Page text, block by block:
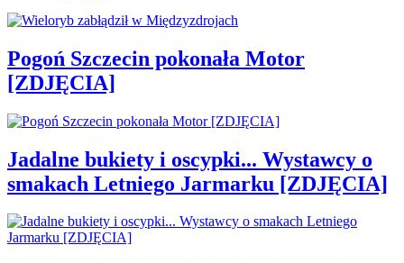
Pogoń Szczecin pokonała Motor
[ZDJĘCIA]
Jadalne bukiety i oscypki... Wystawcy o
smakach Letniego Jarmarku [ZDJĘCIA]